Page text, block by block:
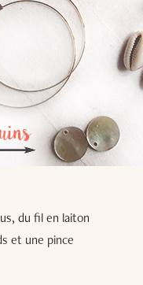
du fil en laiton
et une pince